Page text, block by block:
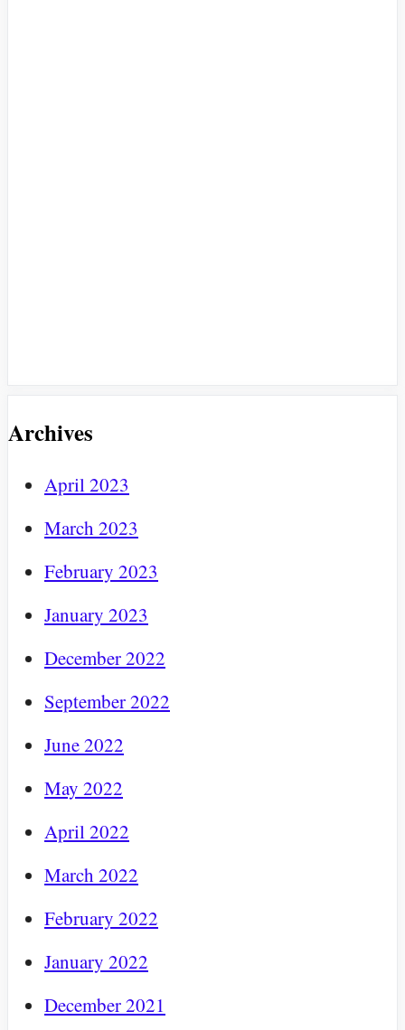
Archives
April 2023
March 2023
February 2023
January 2023
December 2022
September 2022
June 2022
May 2022
April 2022
March 2022
February 2022
January 2022
December 2021